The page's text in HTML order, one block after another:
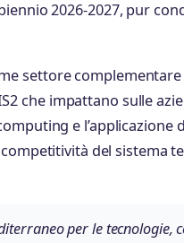
2026-2027, pur
settore complementare
che impattano sulle
e l’applicazione
del sistema
per le tecnologie,